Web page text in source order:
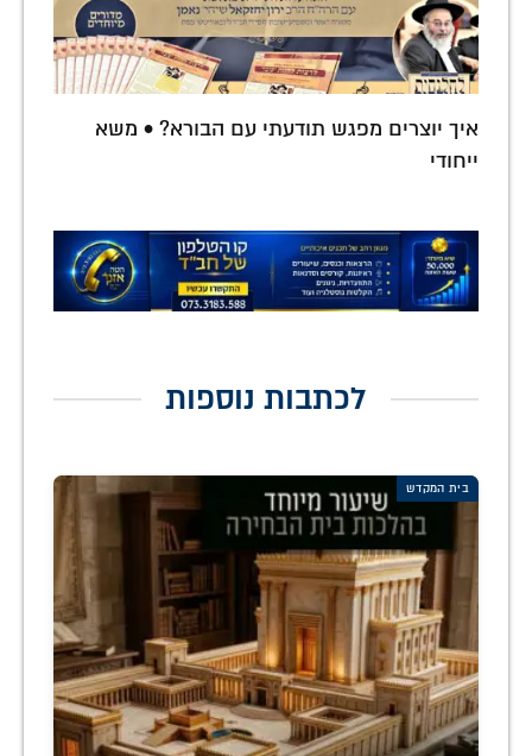
איך יוצרים מפגש תודעתי עם הבורא? • משא
ייחודי
לכתבות נוספות
בית המקדש